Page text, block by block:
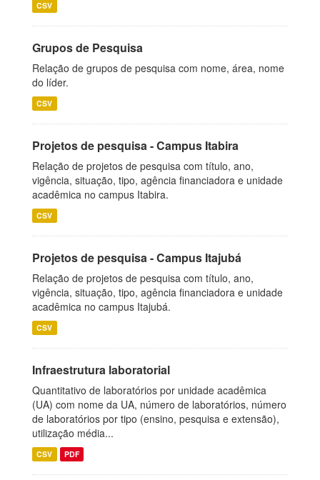
CSV
Grupos de Pesquisa
Relação de grupos de pesquisa com nome, área, nome
do líder.
CSV
Projetos de pesquisa - Campus Itabira
Relação de projetos de pesquisa com título, ano,
vigência, situação, tipo, agência financiadora e unidade
acadêmica no campus Itabira.
CSV
Projetos de pesquisa - Campus Itajubá
Relação de projetos de pesquisa com título, ano,
vigência, situação, tipo, agência financiadora e unidade
acadêmica no campus Itajubá.
CSV
Infraestrutura laboratorial
Quantitativo de laboratórios por unidade acadêmica
(UA) com nome da UA, número de laboratórios, número
de laboratórios por tipo (ensino, pesquisa e extensão),
utilização média...
CSV PDF